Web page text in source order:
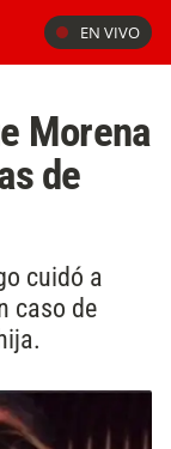
EN VIVO
Morena
de
cuidó a
caso de